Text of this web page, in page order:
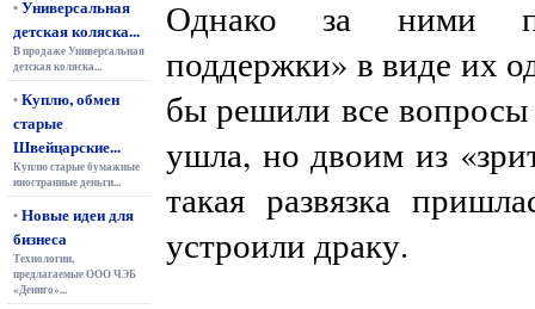
•Универсальная
детская коляска...
В продаже Универсальная
детская коляска...
•Куплю, обмен
старые
Швейцарские...
Куплю старые бумажные
иностранные деньги...
•Новые идеи для
бизнеса
Технологии,
предлагаемые ООО ЧЭБ
«Дениго»...
Однако за ними
поддержки» в виде их
бы решили все
ушла, но двоим из
такая развязка
устроили драку.